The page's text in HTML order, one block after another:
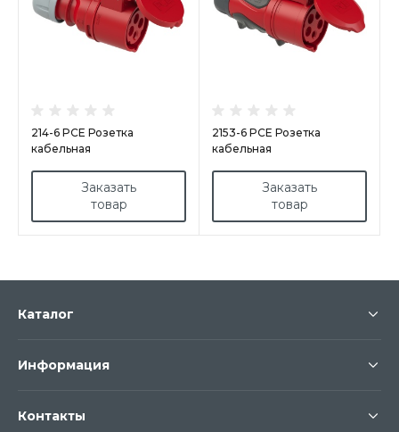
214-6 PCE Розетка
кабельная
Заказать
товар
2153-6 PCE Розетка
кабельная
Заказать
товар
Каталог
Информация
Контакты